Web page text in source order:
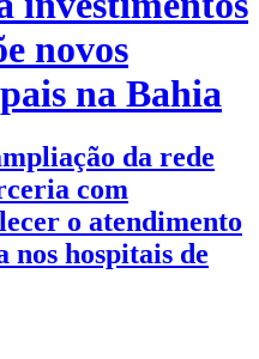
novos
na Bahia
da rede
com
o atendimento
nos hospitais de